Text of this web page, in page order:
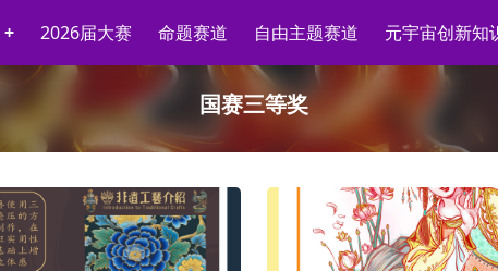
2026届大赛 命题赛道 自由主题赛道 元宇宙创新知
国赛三等奖